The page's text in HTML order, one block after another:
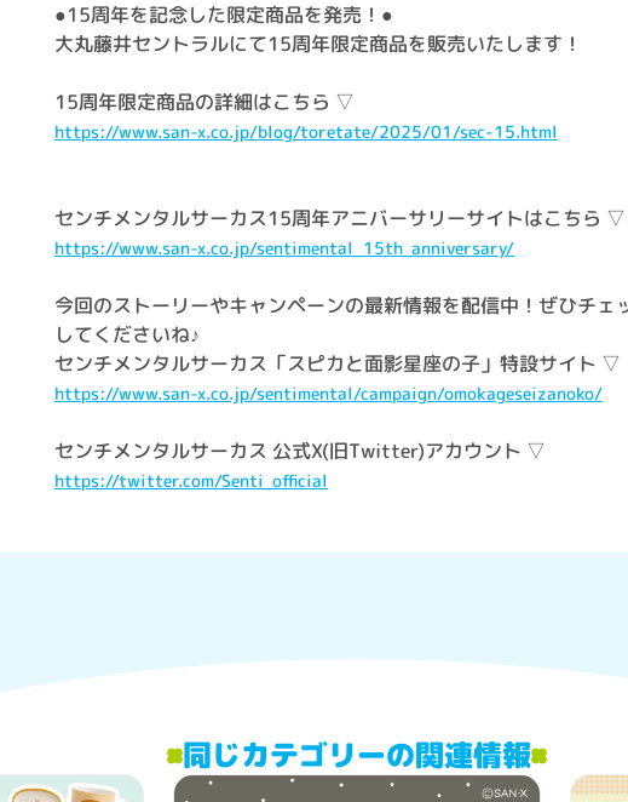
●15周年を記念した限定商品を発売！●
大丸藤井セントラルにて15周年限定商品を販売いたします！
15周年限定商品の詳細はこちら ▽
https://www.san-x.co.jp/blog/toretate/2025/01/sec-15.html
センチメンタルサーカス15周年アニバーサリーサイトはこちら ▽
https://www.san-x.co.jp/sentimental_15th_anniversary/
今回のストーリーやキャンペーンの最新情報を配信中！ぜひチェ
してくださいね♪
センチメンタルサーカス「スピカと面影星座の子」特設サイト ▽
https://www.san-x.co.jp/sentimental/campaign/omokageseizanoko/
センチメンタルサーカス 公式X(旧Twitter)アカウント ▽
https://twitter.com/Senti_official
同じカテゴリーの関連情報